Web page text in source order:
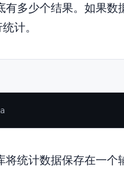
多少个结果。如果数
计。
统计数据保存在一个